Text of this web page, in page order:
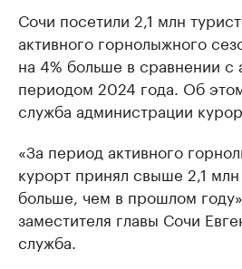
Сочи посетили 2,1 млн
активного горнолыжного
на 4% больше в сравнении с
периодом 2024 года. Об
служба администрации
«За период активного
курорт принял свыше 2,1
больше, чем в прошлом
заместителя главы Сочи
служба.